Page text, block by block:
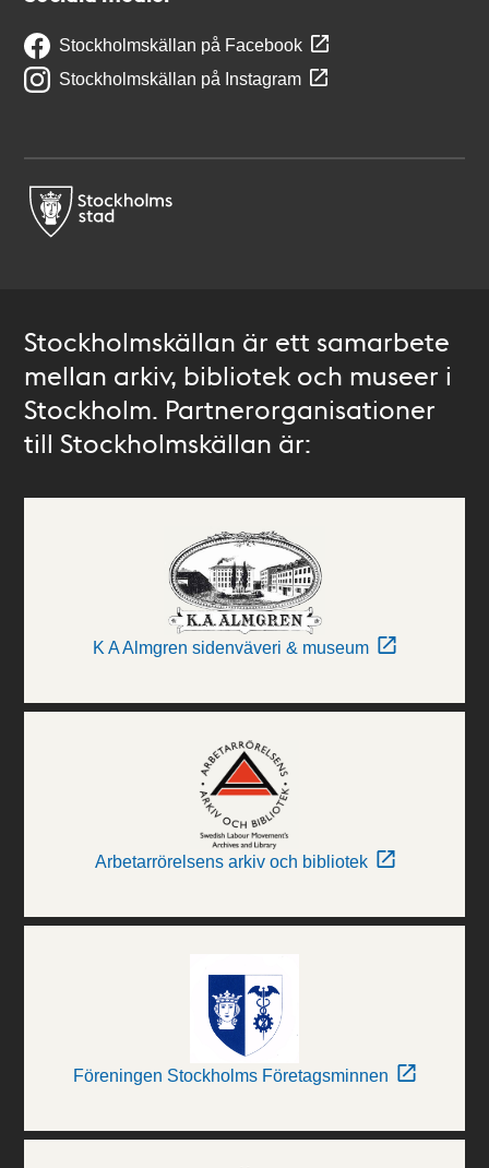
Stockholmskällan på Facebook
Stockholmskällan på Instagram
Stockholmskällan är ett samarbete
mellan arkiv, bibliotek och museer i
Stockholm. Partnerorganisationer
till Stockholmskällan är:
K A Almgren sidenväveri & museum
Arbetarrörelsens arkiv och bibliotek
Föreningen Stockholms Företagsminnen